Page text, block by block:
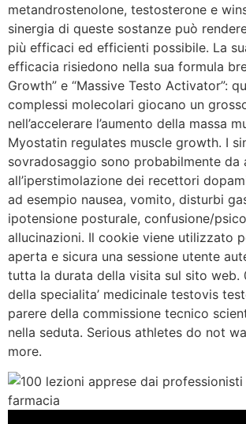
metandrostenolone, testosterone e
sinergia di queste sostanze può
più efficaci ed efficienti possibile. La
efficacia risiedono nella sua formula
Growth” e “Massive Testo Activator”:
complessi molecolari giocano un
nell’accelerare l’aumento della massa
Myostatin regulates muscle growth. I
sovradosaggio sono probabilmente da
all’iperstimolazione dei recettori
ad esempio nausea, vomito, disturbi
ipotensione posturale, confusione/
allucinazioni. Il cookie viene utilizzato
aperta e sicura una sessione utente
tutta la durata della visita sul sito web.
della specialita’ medicinale testovis
parere della commissione tecnico
nella seduta. Serious athletes do not
more.